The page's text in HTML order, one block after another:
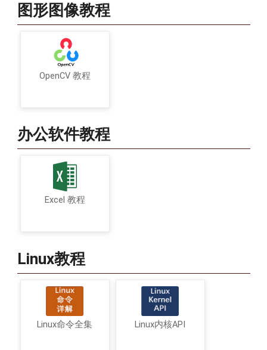
图形图像教程
OpenCV 教程
办公软件教程
Excel 教程
Linux教程
Linux命令全集 Linux内核API